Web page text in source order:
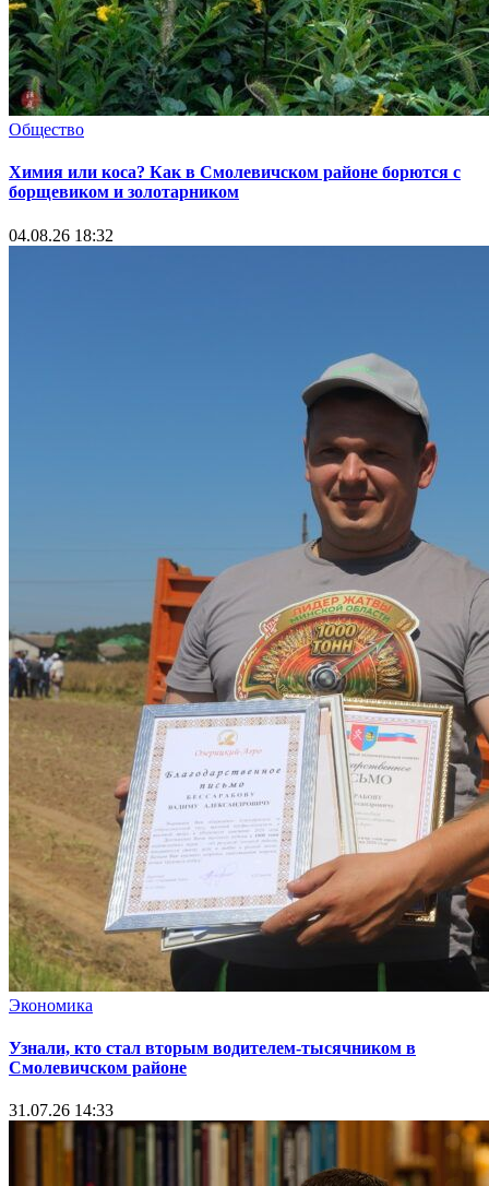
Общество
Химия или коса? Как в Смолевичском районе борются с
борщевиком и золотарником
04.08.26 18:32
Экономика
Узнали, кто стал вторым водителем-тысячником в
Смолевичском районе
31.07.26 14:33